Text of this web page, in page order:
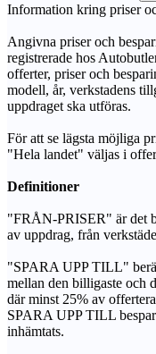
Information kring priser
Angivna priser och
registrerade hos
offerter, priser och
modell, år, verkstadens
uppdraget ska utföras.
För att se lägsta möjliga
"Hela landet" väljas i
Definitioner
"FRÅN-PRISER" är det
av uppdrag, från
"SPARA UPP TILL"
mellan den billigaste och
där minst 25% av
SPARA UPP TILL
inhämtats.